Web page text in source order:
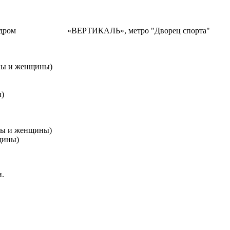
«ВЕРТИКАЛЬ», метро "Дворец спорта"
и женщины)
и женщины)